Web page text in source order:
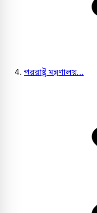
পররাষ্ট্র মন্ত্রণালয়…